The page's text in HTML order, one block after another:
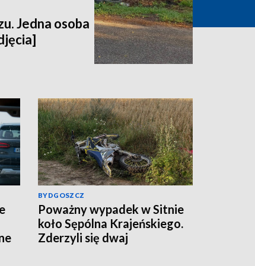
Jedna osoba
BYDGOSZCZ
Poważny wypadek w Sitnie
koło Sępólna Krajeńskiego.
Zderzyli się dwaj